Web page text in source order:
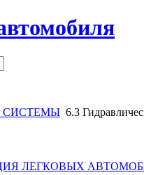
СИСТЕМЫ 6.3
ЛЕГКОВЫХ